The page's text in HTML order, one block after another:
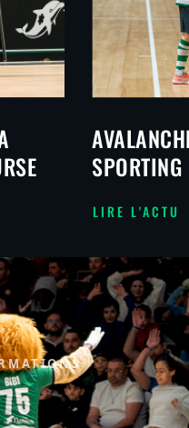
LIRE L'ACTU